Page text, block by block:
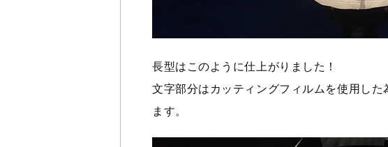
長型はこのように仕上がりました！
文字部分はカッティングフィルムを使用し
ます。